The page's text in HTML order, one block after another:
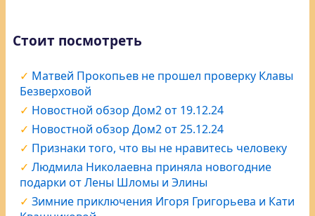
Стоит посмотреть
Матвей Прокопьев не прошел проверку Клавы
Безверховой
Новостной обзор Дом2 от 19.12.24
Новостной обзор Дом2 от 25.12.24
Признаки того, что вы не нравитесь человеку
Людмила Николаевна приняла новогодние
подарки от Лены Шломы и Элины
Зимние приключения Игоря Григорьева и Кати